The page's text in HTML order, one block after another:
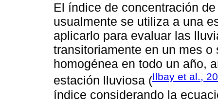
El índice de concentración
usualmente se utiliza a una
aplicarlo para evaluar las
transitoriamente en un mes
homogénea en todo un año,
estación lluviosa (Ilbay et al.,
índice considerando la